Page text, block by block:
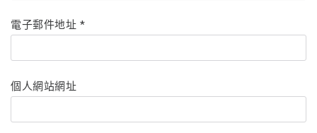
電子郵件地址 *
個人網站網址